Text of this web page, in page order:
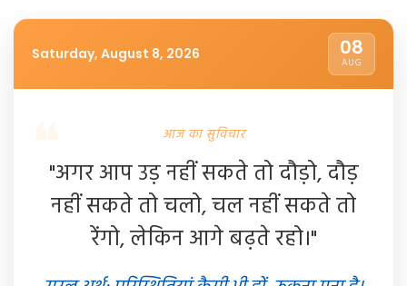
Saturday, August 8, 2026 08
AUG
आज का सुविचार
"अगर आप उड़ नहीं सकते तो दौड़ो, दौड़
नहीं सकते तो चलो, चल नहीं सकते तो
रेंगो, लेकिन आगे बढ़ते रहो।"